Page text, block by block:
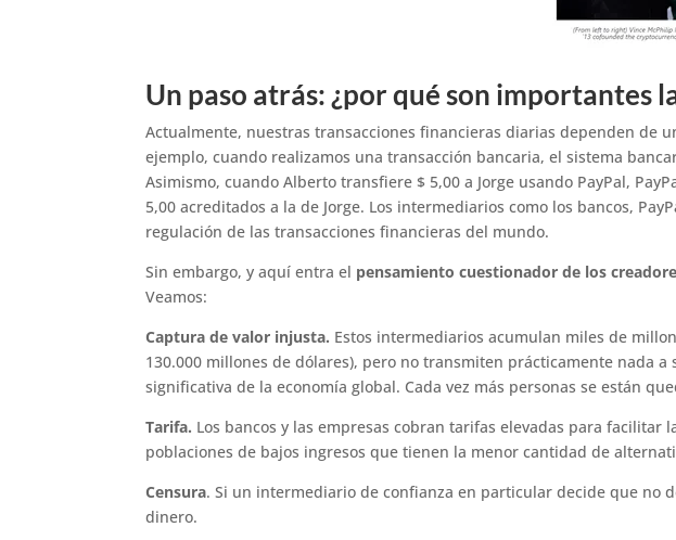
Un paso atrás: ¿por qué son importantes
Actualmente, nuestras transacciones financieras diarias dependen de
ejemplo, cuando realizamos una transacción bancaria, el sistema
Asimismo, cuando Alberto transfiere $ 5,00 a Jorge usando PayPal,
5,00 acreditados a la de Jorge. Los intermediarios como los bancos,
regulación de las transacciones financieras del mundo.
Sin embargo, y aquí entra el pensamiento cuestionador de los
Veamos:
Captura de valor injusta. Estos intermediarios acumulan miles de
130.000 millones de dólares), pero no transmiten prácticamente nada
significativa de la economía global. Cada vez más personas se están
Tarifa. Los bancos y las empresas cobran tarifas elevadas para
poblaciones de bajos ingresos que tienen la menor cantidad de
Censura. Si un intermediario de confianza en particular decide que no
dinero.